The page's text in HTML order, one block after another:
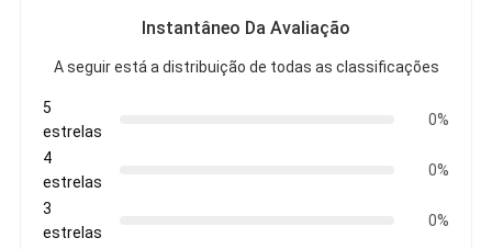
Instantâneo Da Avaliação
A seguir está a distribuição de todas as classificações
5
estrelas
0%
4
estrelas
0%
3
estrelas
0%